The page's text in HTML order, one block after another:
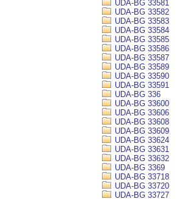
UDA-BG 33581
UDA-BG 33582
UDA-BG 33583
UDA-BG 33584
UDA-BG 33585
UDA-BG 33586
UDA-BG 33587
UDA-BG 33589
UDA-BG 33590
UDA-BG 33591
UDA-BG 336
UDA-BG 33600
UDA-BG 33606
UDA-BG 33608
UDA-BG 33609
UDA-BG 33624
UDA-BG 33631
UDA-BG 33632
UDA-BG 3369
UDA-BG 33718
UDA-BG 33720
UDA-BG 33727